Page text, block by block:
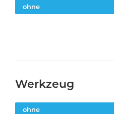
ohne
Werkzeug
ohne